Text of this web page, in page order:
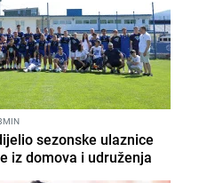
sezonske ulaznice
iz domova i udruženja